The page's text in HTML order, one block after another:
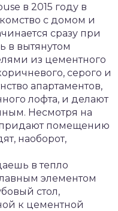
в 2015 году в
с домом и
сразу при
в вытянутом
из цементного
серого и
апартаментов,
лофта, и делают
Несмотря на
придают помещению
наоборот,
в тепло
элементом
стол,
к цементной